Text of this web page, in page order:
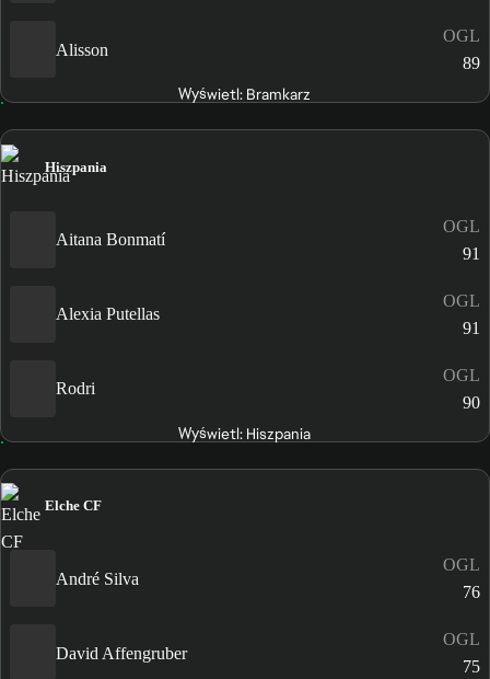
Alisson
OGL
89
Wyświetl: Bramkarz
Hiszpania
Aitana Bonmatí
OGL
91
Alexia Putellas
OGL
91
Rodri
OGL
90
Wyświetl: Hiszpania
Elche CF
André Silva
OGL
76
David Affengruber
OGL
75